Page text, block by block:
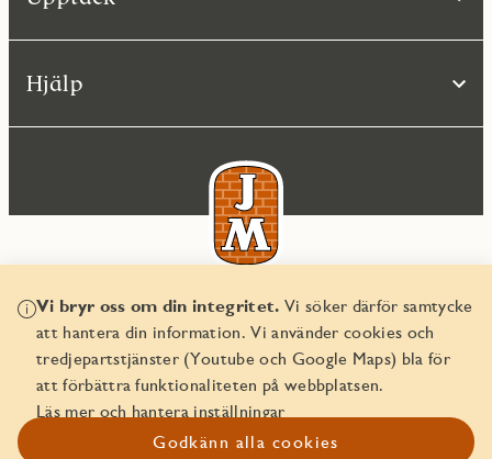
Vi bryr oss om din integritet. Vi söker därför samtycke
att hantera din information. Vi använder cookies och
tredjepartstjänster (Youtube och Google Maps) bla för
att förbättra funktionaliteten på webbplatsen.
Läs mer och hantera inställningar
Godkänn alla cookies
Hjälp
© JM AB 2026
Organisationsnummer 556045-2103